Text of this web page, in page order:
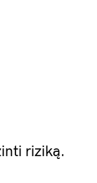
riziką.